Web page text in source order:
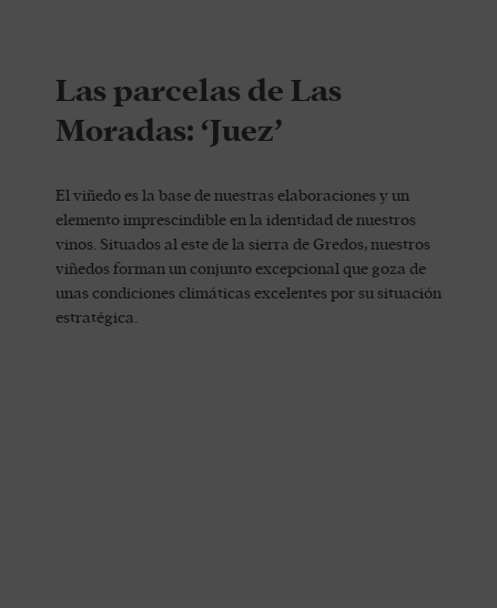
Las parcelas de Las
Moradas: ‘Juez’
El viñedo es la base de nuestras elaboraciones y un
elemento imprescindible en la identidad de nuestros
vinos. Situados al este de la sierra de Gredos, nuestros
viñedos forman un conjunto excepcional que goza de
unas condiciones climáticas excelentes por su situación
estratégica.